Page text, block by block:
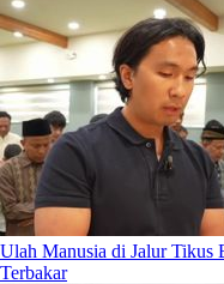
Ulah Manusia di Jalur Tikus
Terbakar